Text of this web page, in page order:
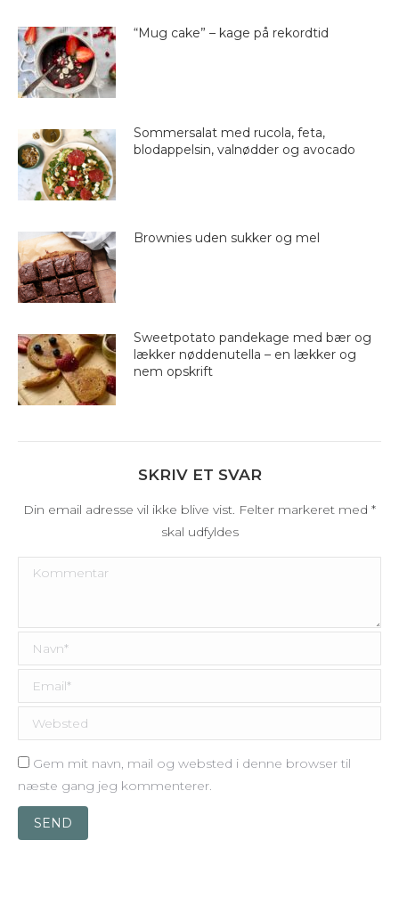
“Mug cake” – kage på rekordtid
Sommersalat med rucola, feta,
blodappelsin, valnødder og avocado
Brownies uden sukker og mel
Sweetpotato pandekage med bær og
lækker nøddenutella – en lækker og
nem opskrift
SKRIV ET SVAR
Din email adresse vil ikke blive vist. Felter markeret med *
skal udfyldes
Kommentar
Navn *
Email *
Websted
Gem mit navn, mail og websted i denne browser til
næste gang jeg kommenterer.
SEND